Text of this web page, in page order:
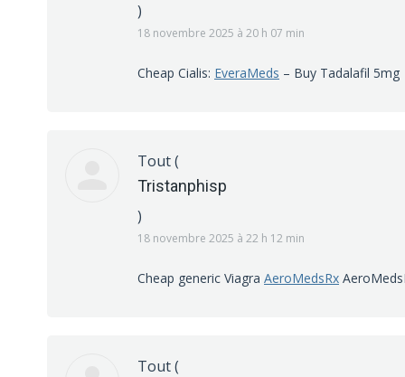
)
18 novembre 2025 à 20 h 07 min
Cheap Cialis: EveraMeds – Buy Tadalafil 5mg
Tout(
Tristanphisp
)
18 novembre 2025 à 22 h 12 min
Cheap generic Viagra AeroMedsRx
Tout(